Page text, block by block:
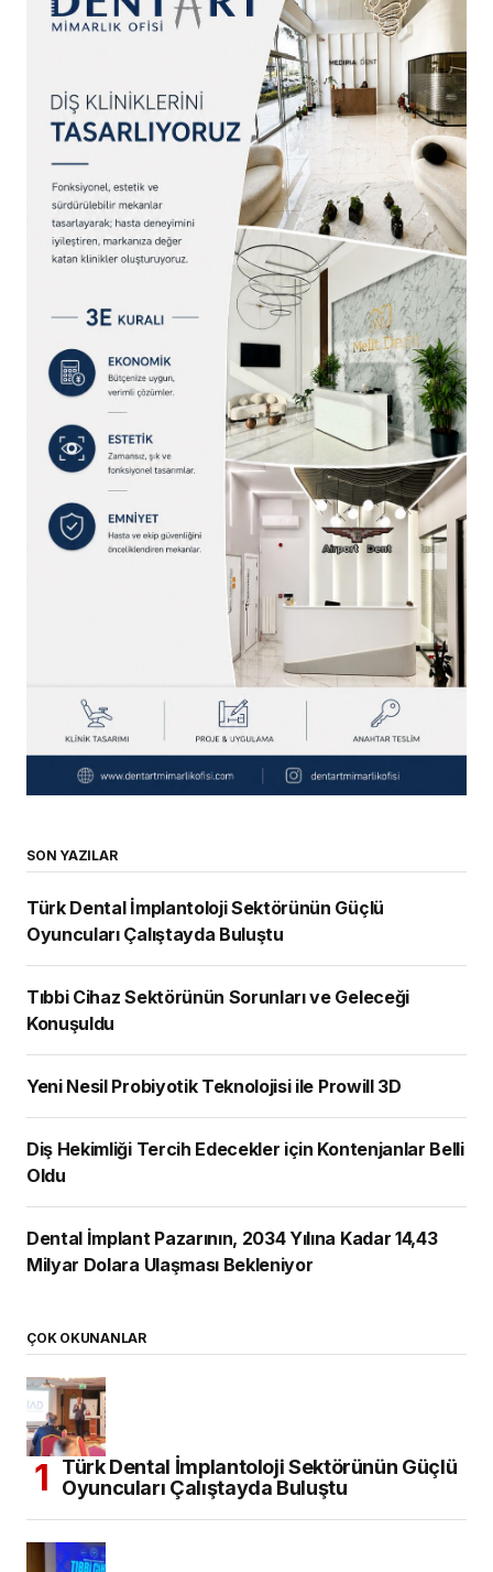
SON YAZILAR
Türk Dental İmplantoloji Sektörünün Güçlü
Oyuncuları Çalıştayda Buluştu
Tıbbi Cihaz Sektörünün Sorunları ve Geleceği
Konuşuldu
Yeni Nesil Probiyotik Teknolojisi ile Prowill 3D
Diş Hekimliği Tercih Edecekler için Kontenjanlar Belli
Oldu
Dental İmplant Pazarının, 2034 Yılına Kadar 14,43
Milyar Dolara Ulaşması Bekleniyor
ÇOK OKUNANLAR
Türk Dental İmplantoloji Sektörünün Güçlü
Oyuncuları Çalıştayda Buluştu